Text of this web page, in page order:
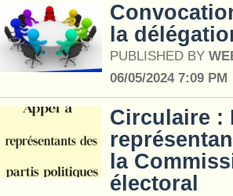
la
PUBLISHED BY
06/05/2024 7:09 PM
Circulaire :
la
électoral